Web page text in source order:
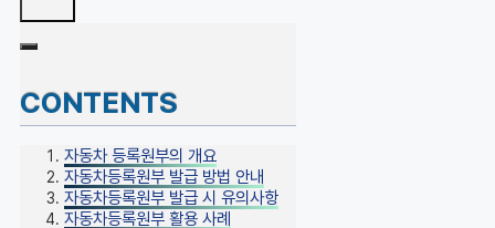
CONTENTS
자동차 등록원부의 개요
자동차등록원부 발급 방법 안내
자동차등록원부 발급 시 유의사항
자동차등록원부 활용 사례